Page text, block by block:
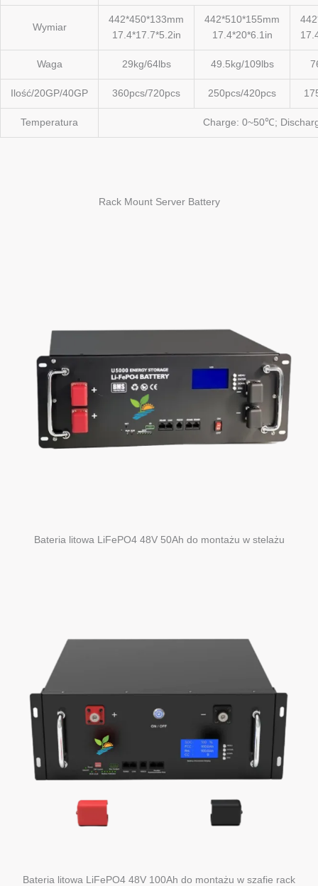
Wymiar
442*450*133mm
17.4*17.7*5.2in
442*510*155mm
17.4*20*6.1in
Waga 29kg/64lbs 49.5kg/109lbs
Ilość/20GP/40GP 360pcs/720pcs 250pcs/420pcs
Temperatura Charge: 0~50℃;
Rack Mount Server Battery
Bateria litowa LiFePO4 48V 50Ah do montażu w stelażu
Bateria litowa LiFePO4 48V 100Ah do montażu w szafie rack